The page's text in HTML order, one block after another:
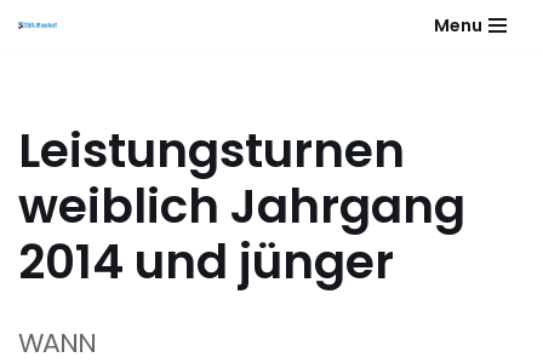
Menu
Leistungsturnen
weiblich Jahrgang
2014 und jünger
WANN